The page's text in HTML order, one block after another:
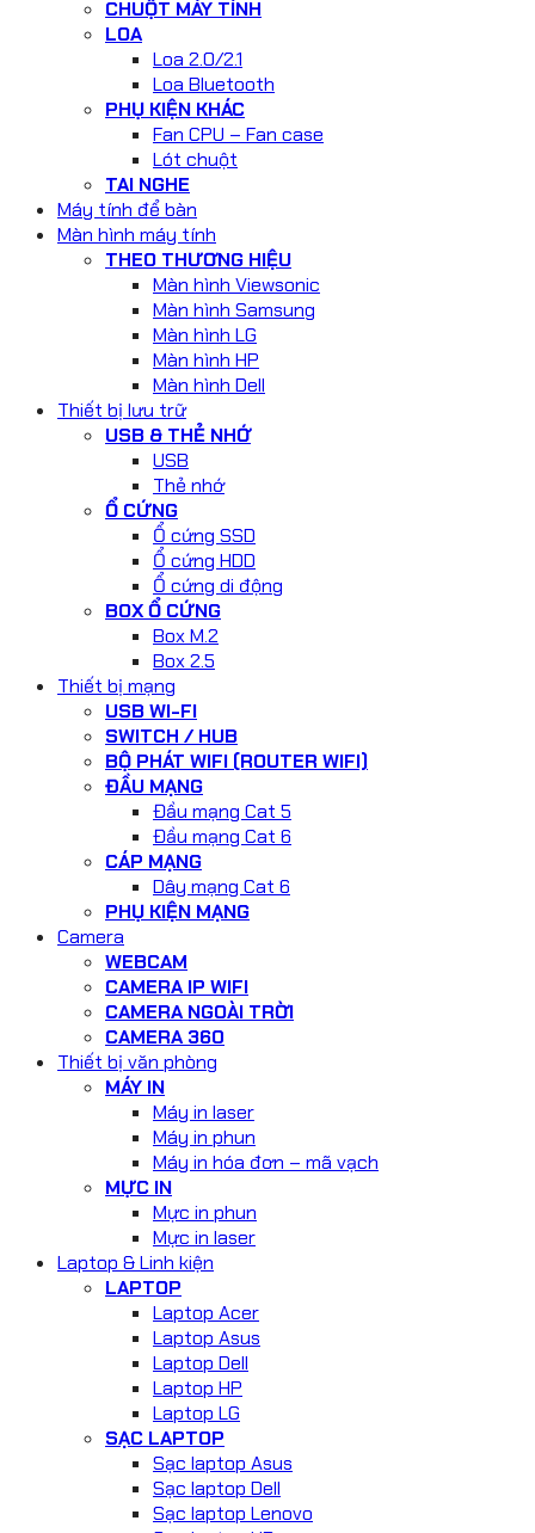
CHUỘT MÁY TÍNH
LOA
Loa 2.0/2.1
Loa Bluetooth
PHỤ KIỆN KHÁC
Fan CPU – Fan case
Lót chuột
TAI NGHE
Máy tính để bàn
Màn hình máy tính
THEO THƯƠNG HIỆU
Màn hình Viewsonic
Màn hình Samsung
Màn hình LG
Màn hình HP
Màn hình Dell
Thiết bị lưu trữ
USB & THẺ NHỚ
USB
Thẻ nhớ
Ổ CỨNG
Ổ cứng SSD
Ổ cứng HDD
Ổ cứng di động
BOX Ổ CỨNG
Box M.2
Box 2.5
Thiết bị mạng
USB WI-FI
SWITCH / HUB
BỘ PHÁT WIFI (ROUTER WIFI)
ĐẦU MẠNG
Đầu mạng Cat 5
Đầu mạng Cat 6
CÁP MẠNG
Dây mạng Cat 6
PHỤ KIỆN MẠNG
Camera
WEBCAM
CAMERA IP WIFI
CAMERA NGOÀI TRỜI
CAMERA 360
Thiết bị văn phòng
MÁY IN
Máy in laser
Máy in phun
Máy in hóa đơn – mã vạch
MỰC IN
Mực in phun
Mực in laser
Laptop & Linh kiện
LAPTOP
Laptop Acer
Laptop Asus
Laptop Dell
Laptop HP
Laptop LG
SẠC LAPTOP
Sạc laptop Asus
Sạc laptop Dell
Sạc laptop Lenovo